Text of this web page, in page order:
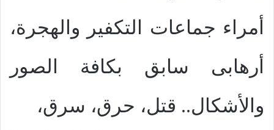
أمراء جماعات التكفير والهجرة،
أرهابى سابق بكافة الصور
والأشكال.. قتل، حرق، سرق،